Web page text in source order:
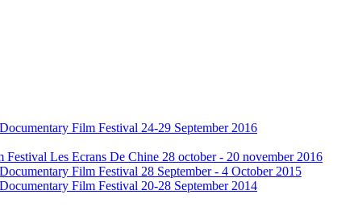
Film Festival 24-29 September 2016
Les Ecrans De Chine 28 october - 20 november 2016
Film Festival 28 September - 4 October 2015
Film Festival 20-28 September 2014